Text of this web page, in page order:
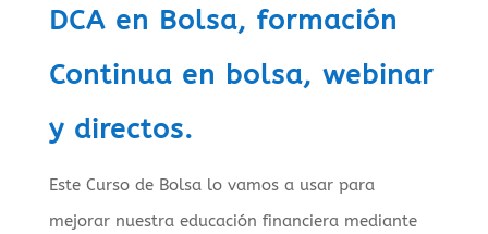
DCA en Bolsa, formación
Continua en bolsa, webinar
y directos.
Este Curso de Bolsa lo vamos a usar para
mejorar nuestra educación financiera mediante